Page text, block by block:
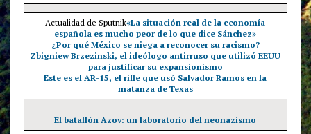
Actualidad de Sputnik«La situación real de la economía
española es mucho peor de lo que dice Sánchez»
¿Por qué México se niega a reconocer su racismo?
Zbigniew Brzezinski, el ideólogo antirruso que utilizó EEUU
para justificar su expansionismo
Este es el AR-15, el rifle que usó Salvador Ramos en la
matanza de Texas
El batallón Azov: un laboratorio del neonazismo